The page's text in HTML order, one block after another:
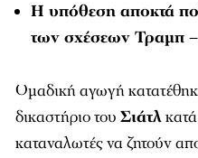
Η υπόθεση αποκτά
των σχέσεων Τραμπ
Ομαδική αγωγή
δικαστήριο του Σιάτλ
καταναλωτές να ζητούν